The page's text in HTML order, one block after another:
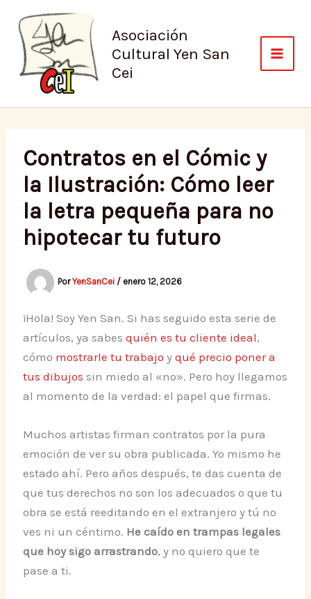
contenido
Asociación
Cultural Yen San
Cei
Contratos en el Cómic y
la Ilustración: Cómo leer
la letra pequeña para no
hipotecar tu futuro
PorYenSanCei / enero 12, 2026
¡Hola! Soy Yen San. Si has seguido esta serie de
artículos, ya sabesquién es tu cliente ideal,
cómo mostrarle tu trabajo yqué precio poner a
tus dibujos sin miedo al «no». Pero hoy llegamos
al momento de la verdad: el papel que firmas.
Muchos artistas firman contratos por la pura
emoción de ver su obra publicada. Yo mismo he
estado ahí. Pero años después, te das cuenta de
que tus derechos no son los adecuados o que tu
obra se está reeditando en el extranjero y tú no
ves ni un céntimo. He caído en trampas legales
que hoy sigo arrastrando, y no quiero que te
pase a ti.